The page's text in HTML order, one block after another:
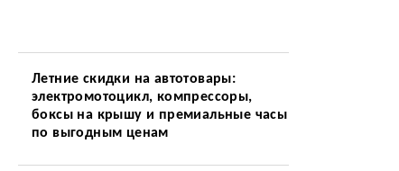
Летние скидки на автотовары:
электромотоцикл, компрессоры,
боксы на крышу и премиальные часы
по выгодным ценам